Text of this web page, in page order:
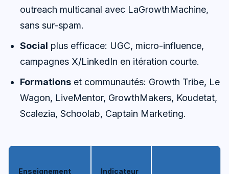
outreach multicanal avec LaGrowthMachine,
sans sur-spam.
Social plus efficace: UGC, micro-influence,
campagnes X/LinkedIn en itération courte.
Formations et communautés: Growth Tribe, Le
Wagon, LiveMentor, GrowthMakers, Koudetat,
Scalezia, Schoolab, Captain Marketing.
Enseignement Indicateur